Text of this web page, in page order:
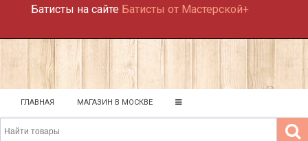
Батисты на сайте Батисты от Мастерской+
ГЛАВНАЯ МАГАЗИН В МОСКВЕ